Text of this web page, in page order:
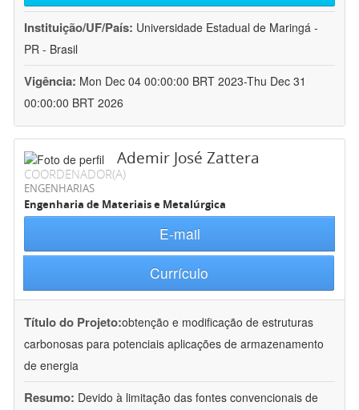
Instituição/UF/País: Universidade Estadual de Maringá -
PR - Brasil
Vigência: Mon Dec 04 00:00:00 BRT 2023-Thu Dec 31
00:00:00 BRT 2026
Ademir José Zattera
COORDENADOR(A)
ENGENHARIAS
Engenharia de Materiais e Metalúrgica
E-mail
Currículo
Título do Projeto:obtenção e modificação de estruturas
carbonosas para potenciais aplicações de armazenamento
de energia
Resumo: Devido à limitação das fontes convencionais de